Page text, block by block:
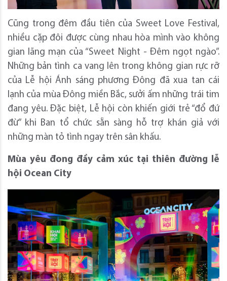
Cũng trong đêm đầu tiên của Sweet Love Festival,
nhiều cặp đôi được cùng nhau hòa mình vào không
gian lãng mạn của “Sweet Night - Đêm ngọt ngào”.
Những bản tình ca vang lên trong không gian rực rỡ
của Lễ hội Ánh sáng phương Đông đã xua tan cái
lạnh của mùa Đông miền Bắc, sưởi ấm những trái tim
đang yêu. Đặc biệt, Lễ hội còn khiến giới trẻ “đổ đứ
đừ” khi Ban tổ chức sẵn sàng hỗ trợ khán giả với
những màn tỏ tình ngay trên sân khấu.
Mùa yêu đong đầy cảm xúc tại thiên đường lễ
hội Ocean City